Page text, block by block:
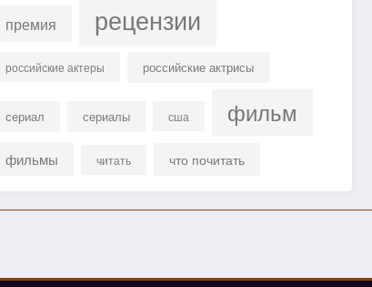
премия рецензии
российские актеры российские актрисы
сериал сериалы сша фильм
фильмы читать что почитать